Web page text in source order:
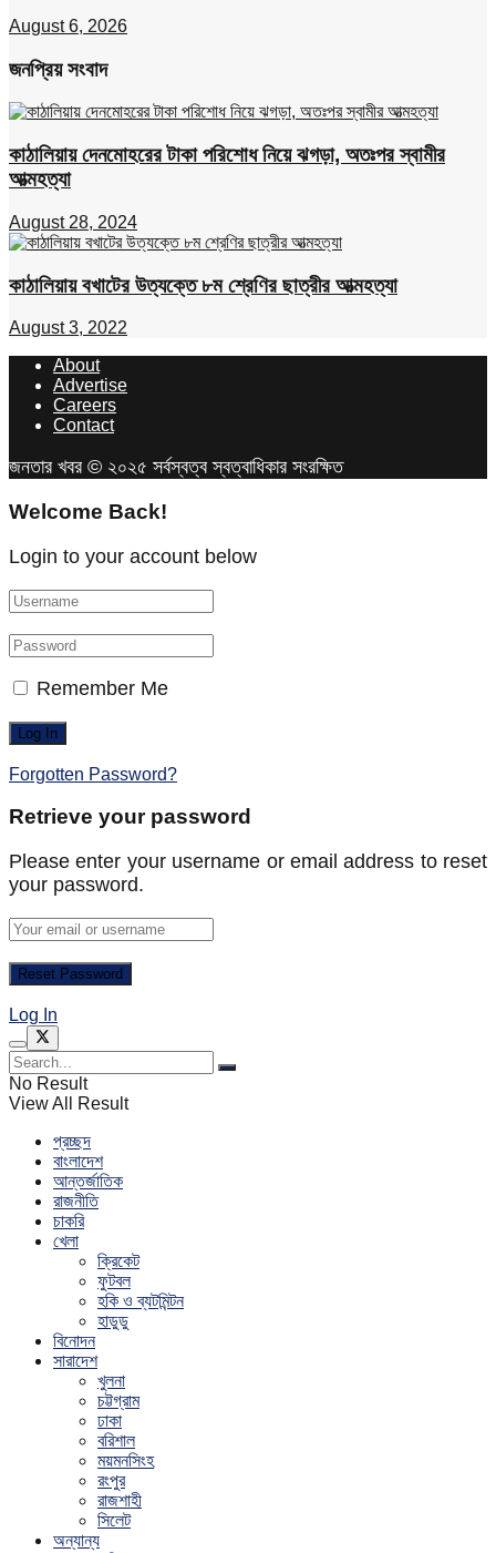
August 6, 2026
জনপ্রিয় সংবাদ
কাঠালিয়ায় দেনমোহরের টাকা পরিশোধ নিয়ে ঝগড়া, অতঃপর স্বামীর
আত্মহত্যা
August 28, 2024
কাঠালিয়ায় বখাটের উত্যক্তে ৮ম শ্রেণির ছাত্রীর আত্মহত্যা
August 3, 2022
About
Advertise
Careers
Contact
জনতার খবর © ২০২৫ সর্বস্বত্ব স্বত্বাধিকার সংরক্ষিত
Welcome Back!
Login to your account below
Remember Me
Forgotten Password?
Retrieve your password
Please enter your username or email address to reset
your password.
Log In
No Result
View All Result
প্রচ্ছদ
বাংলাদেশ
আন্তর্জাতিক
রাজনীতি
চাকরি
খেলা
ক্রিকেট
ফুটবল
হকি ও ব্যটমিন্টন
হাডুডু
বিনোদন
সারাদেশ
খুলনা
চট্টগ্রাম
ঢাকা
বরিশাল
ময়মনসিংহ
রংপুর
রাজশাহী
সিলেট
অন্যান্য